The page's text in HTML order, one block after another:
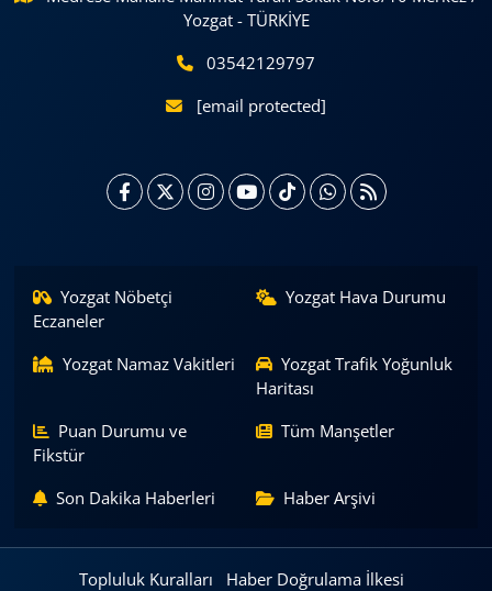
Yozgat - TÜRKİYE
03542129797
[email protected]
Yozgat Nöbetçi
Eczaneler
Yozgat Hava Durumu
Yozgat Namaz Vakitleri
Yozgat Trafik Yoğunluk
Haritası
Puan Durumu ve
Fikstür
Tüm Manşetler
Son Dakika Haberleri Haber Arşivi
Topluluk Kuralları
Haber Doğrulama İlkesi